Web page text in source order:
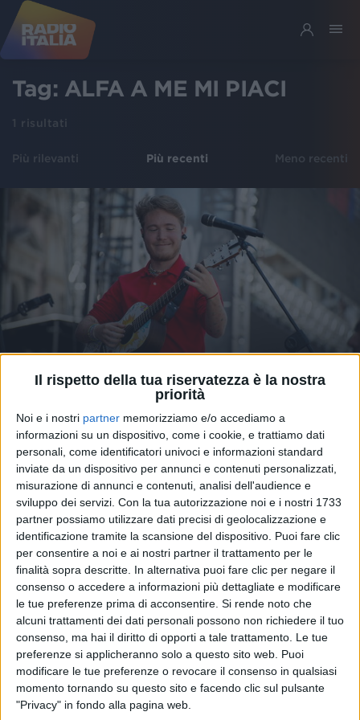
Il rispetto della tua riservatezza è la nostra
priorità
Noi e i nostri partner memorizziamo e/o accediamo a
informazioni su un dispositivo, come i cookie, e trattiamo dati
personali, come identificatori univoci e informazioni standard
inviate da un dispositivo per annunci e contenuti personalizzati,
misurazione di annunci e contenuti, analisi dell'audience e
sviluppo dei servizi. Con la tua autorizzazione noi e i nostri 1733
partner possiamo utilizzare dati precisi di geolocalizzazione e
identificazione tramite la scansione del dispositivo. Puoi fare clic
per consentire a noi e ai nostri partner il trattamento per le
finalità sopra descritte. In alternativa puoi fare clic per negare il
consenso o accedere a informazioni più dettagliate e modificare
le tue preferenze prima di acconsentire. Si rende noto che
alcuni trattamenti dei dati personali possono non richiedere il tuo
consenso, ma hai il diritto di opporti a tale trattamento. Le tue
preferenze si applicheranno solo a questo sito web. Puoi
modificare le tue preferenze o revocare il consenso in qualsiasi
momento tornando su questo sito e facendo clic sul pulsante
"Privacy" in fondo alla pagina web.
Tag: ALFA A ME MI PIACI
1 risultati
Più rilevanti Più recenti Meno recenti
Alfa: “Se dovessi scegliere un duetto dei
sogni? Jovanotti! Però con Dua Lipa…”
Nel backstage di #rilive in piazza Duomo a Milano,
Alfa ci parla del papà orgoglioso della sua
collaborazione con Manu Chao, della prima chitarra
trasparente della storia, di cose che non gli
“gustano” e dei cugini della Sampdoria: “ A Olly dico
che…”
diAndrea Daz